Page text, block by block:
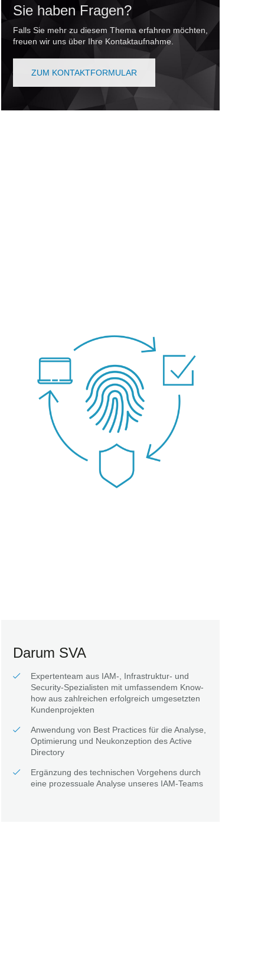
Sie haben Fragen?
Falls Sie mehr zu diesem Thema erfahren möchten,
freuen wir uns über Ihre Kontaktaufnahme.
ZUM KONTAKTFORMULAR
Darum SVA
Expertenteam aus IAM-, Infrastruktur- und
Security-Spezialisten mit umfassendem Know-
how aus zahlreichen erfolgreich umgesetzten
Kundenprojekten
Anwendung von Best Practices für die Analyse,
Optimierung und Neukonzeption des Active
Directory
Ergänzung des technischen Vorgehens durch
eine prozessuale Analyse unseres IAM-Teams